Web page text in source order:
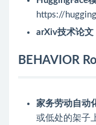
https://
arXiv技术论文
BEHAVIOR
家务劳动自动
或低处的架子